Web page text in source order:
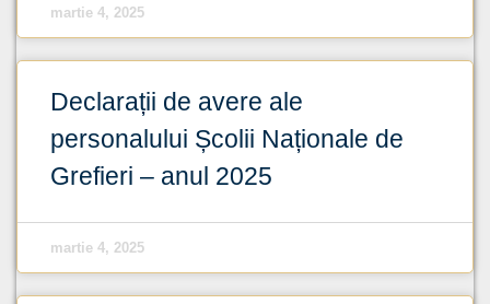
martie 4, 2025
Declarații de avere ale
personalului Școlii Naționale de
Grefieri – anul 2025
martie 4, 2025